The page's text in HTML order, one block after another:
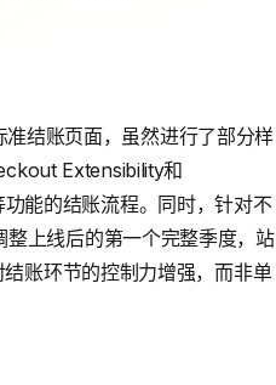
结账页面，虽然进行了部分样
Extensibility和
能的结账流程。同时，针对不
上线后的第一个完整季度，站
账环节的控制力增强，而非单